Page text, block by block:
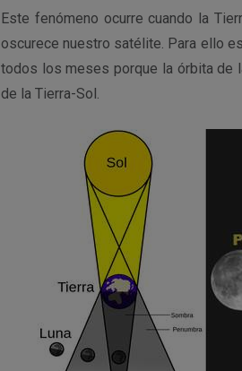
Este fenómeno ocurre cuando la
oscurece nuestro satélite. Para ello
todos los meses porque la órbita de
de la Tierra-Sol.